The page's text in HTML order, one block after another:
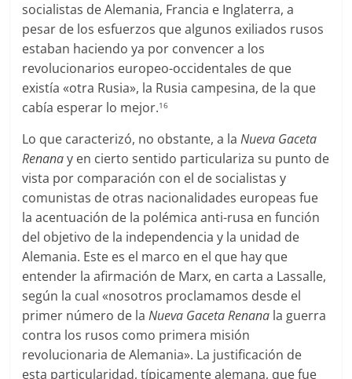
socialistas de Alemania, Francia e Inglaterra, a
pesar de los esfuerzos que algunos exiliados rusos
estaban haciendo ya por convencer a los
revolucionarios europeo-occidentales de que
existía «otra Rusia», la Rusia campesina, de la que
cabía esperar lo mejor.16
Lo que caracterizó, no obstante, a laNueva Gaceta
Renanay en cierto sentido particulariza su punto de
vista por comparación con el de socialistas y
comunistas de otras nacionalidades europeas fue
la acentuación de la polémica anti-rusa en función
del objetivo de la independencia y la unidad de
Alemania. Este es el marco en el que hay que
entender la afirmación de Marx, en carta a Lassalle,
según la cual «nosotros proclamamos desde el
primer número de laNueva Gaceta Renana la guerra
contra los rusos como primera misión
revolucionaria de Alemania». La justificación de
esta particularidad, típicamente alemana, que fue